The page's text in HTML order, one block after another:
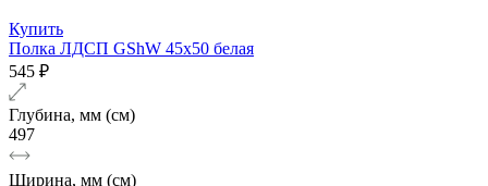
Купить
Полка ЛДСП GShW 45х50 белая
545 ₽
Глубина, мм (см)
497
Ширина, мм (см)